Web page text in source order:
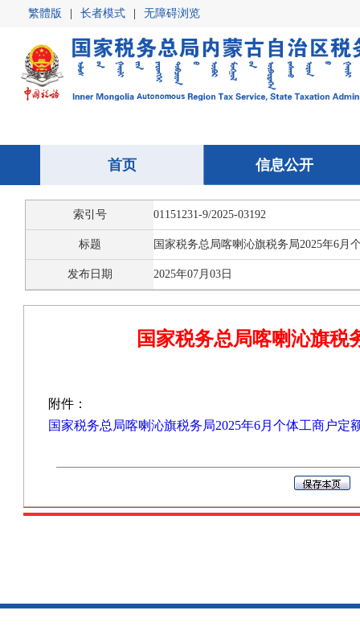
繁體版 长者模式 无障碍浏览
首页 信息公开
首页 信息公开
索引号 01151231-9/2025-03192
标题 国家税务总局喀喇沁旗税务局2025年6月
发布日期 2025年07月03日
国家税务总局喀喇沁旗税
附件：
国家税务总局喀喇沁旗税务局2025年6月个体工商户定